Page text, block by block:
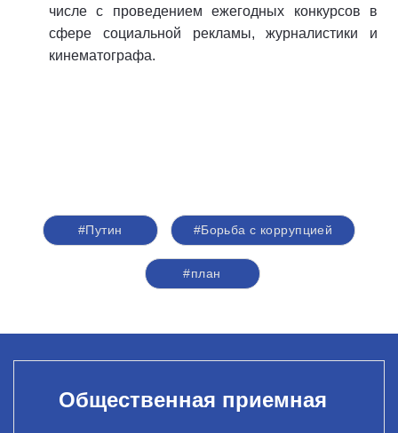
числе с проведением ежегодных конкурсов в
сфере социальной рекламы, журналистики и
кинематографа.
#Путин #Борьба с коррупцией
#план
Общественная приемная